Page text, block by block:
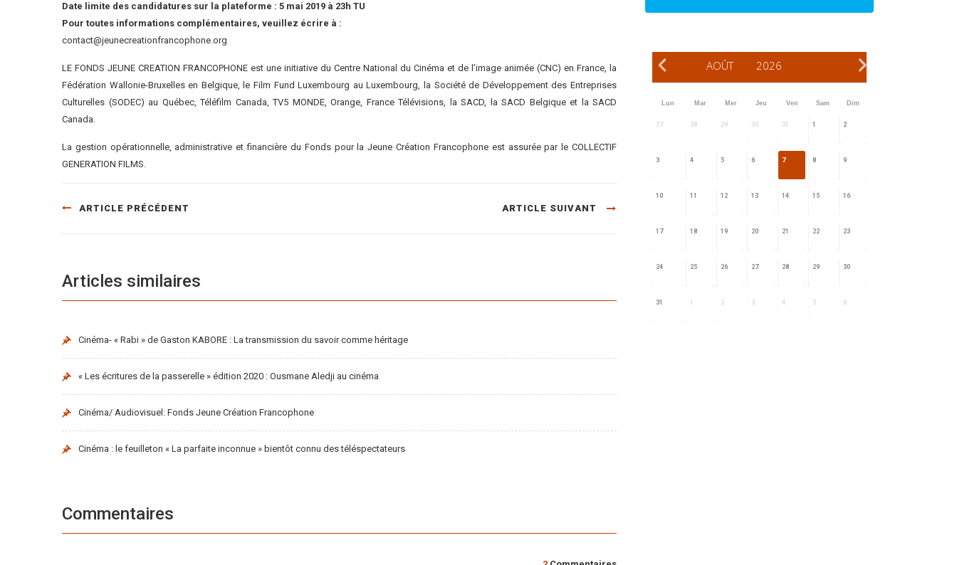
Date limite des candidatures sur la plateforme : 5 mai 2019 à 23h TU
Pour toutes informations complémentaires, veuillez écrire à :
contact@jeunecreationfrancophone.org
LE FONDS JEUNE CREATION FRANCOPHONE est une initiative du Centre National du Cinéma et de l’image animée (CNC) en France, la
Fédération Wallonie-Bruxelles en Belgique, le Film Fund Luxembourg au Luxembourg, la Société de Développement des Entreprises
Culturelles (SODEC) au Québec, Téléfilm Canada, TV5 MONDE, Orange, France Télévisions, la SACD, la SACD Belgique et la SACD
Canada.
La gestion opérationnelle, administrative et financière du Fonds pour la Jeune Création Francophone est assurée par le COLLECTIF
GENERATION FILMS.
ARTICLE PRÉCÉDENT ARTICLE SUIVANT
Articles similaires
Cinéma- « Rabi » de Gaston KABORE : La transmission du savoir comme héritage
« Les écritures de la passerelle » édition 2020 : Ousmane Aledji au cinéma
Cinéma/ Audiovisuel: Fonds Jeune Création Francophone
Cinéma : le feuilleton « La parfaite inconnue » bientôt connu des téléspectateurs
Commentaires
AOÛT 2026
Lun Mar Mer Jeu Ven Sam Dim
27 28 29 30 31 1 2
3 4 5 6 7 8 9
10 11 12 13 14 15 16
17 18 19 20 21 22 23
24 25 26 27 28 29 30
31 1 2 3 4 5 6